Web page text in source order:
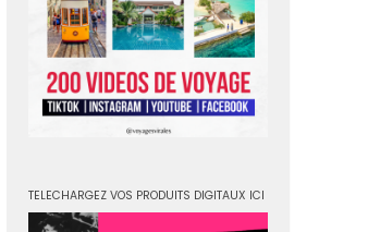
TELECHARGEZ VOS PRODUITS DIGITAUX ICI